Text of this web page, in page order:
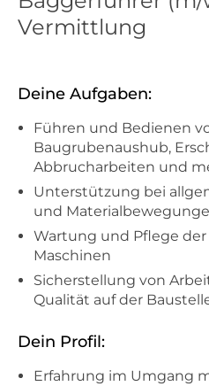
Vermittlung
Deine Aufgaben:
Führen und Bedienen
Baugrubenaushub,
Abbrucharbeiten und
Unterstützung bei
und
Wartung und Pflege
Maschinen
Sicherstellung von
Qualität auf der
Dein Profil:
Erfahrung im Umgang